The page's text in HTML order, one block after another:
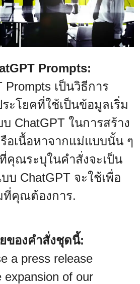
Prompts:
Prompts เป็นวิธีการ
ะโยคที่ใช้เป็นข้อมูลเริ่ม
ChatGPT ในการสร้าง
อเนื้อหาจากแม่แบบนั้น ๆ
คุณระบุในคำสั่งจะเป็น
บ ChatGPT จะใช้เพื่อ
ที่คุณต้องการ.
ของคำสั่งชุดนี้:
a press release
expansion of our